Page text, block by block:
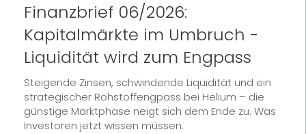
Finanzbrief 06/2026:
Kapitalmärkte im Umbruch -
Liquidität wird zum Engpass
Steigende Zinsen, schwindende Liquidität und ein
strategischer Rohstoffengpass bei Helium – die
günstige Marktphase neigt sich dem Ende zu. Was
Investoren jetzt wissen müssen.